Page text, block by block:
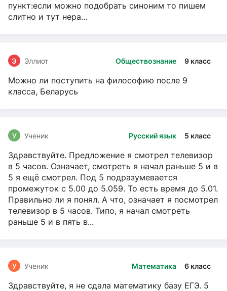
пункт:если можно подобрать синоним то пишем
слитно и тут нера...
Обществознание 9 класс
Э Эллиот
Можно ли поступить на философию после 9
класса, Беларусь
Русский язык 5 класс
У Ученик
Здравствуйте. Предложение я смотрел телевизор
в 5 часов. Означает, смотреть я начал раньше 5 и в
5 я ещё смотрел. Под 5 подразумевается
промежуток с 5.00 до 5.059. То есть время до 5.01.
Правильно ли я понял. А что, означает я посмотрел
телевизор в 5 часов. Типо, я начал смотреть
раньше 5 и в пять в...
Математика 6 класс
У Ученик
Здравствуйте, я не сдала математику базу ЕГЭ. 5